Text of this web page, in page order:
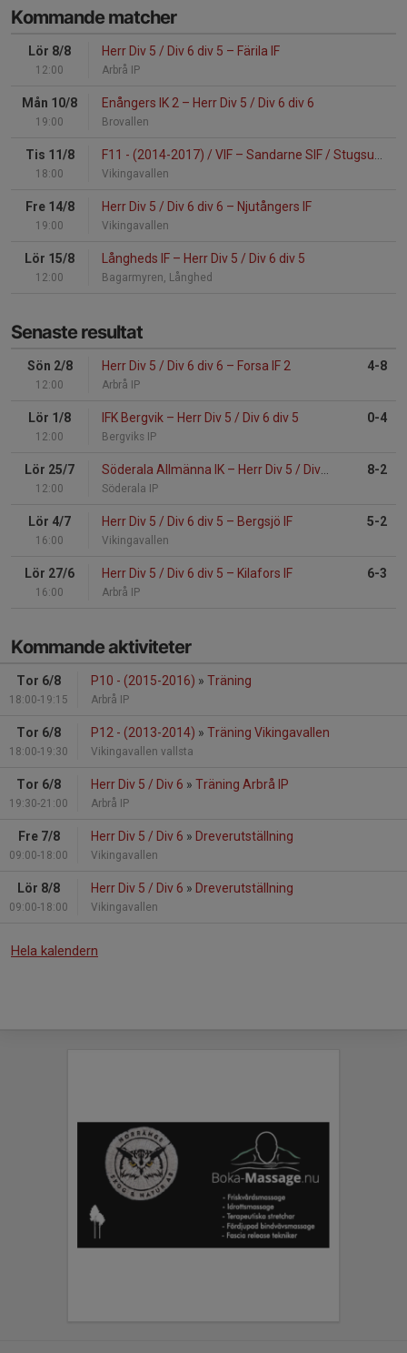
Kommande matcher
Lör 8/8
12:00
Herr Div 5 / Div 6 div 5 – Färila IF
Arbrå IP
Mån 10/8
19:00
Enångers IK 2 – Herr Div 5 / Div 6 div 6
Brovallen
Tis 11/8
18:00
F11 - (2014-2017) / VIF – Sandarne SIF / Stugsunds IK
Vikingavallen
Fre 14/8
19:00
Herr Div 5 / Div 6 div 6 – Njutångers IF
Vikingavallen
Lör 15/8
12:00
Långheds IF – Herr Div 5 / Div 6 div 5
Bagarmyren, Långhed
Senaste resultat
Sön 2/8
12:00
Herr Div 5 / Div 6 div 6 – Forsa IF 2
Arbrå IP
4-8
Lör 1/8
12:00
IFK Bergvik – Herr Div 5 / Div 6 div 5
Bergviks IP
0-4
Lör 25/7
12:00
Söderala Allmänna IK – Herr Div 5 / Div 6 div 5
Söderala IP
8-2
Lör 4/7
16:00
Herr Div 5 / Div 6 div 5 – Bergsjö IF
Vikingavallen
5-2
Lör 27/6
16:00
Herr Div 5 / Div 6 div 5 – Kilafors IF
Arbrå IP
6-3
Kommande aktiviteter
Tor 6/8
18:00-19:15
P10 - (2015-2016) » Träning
Arbrå IP
Tor 6/8
18:00-19:30
P12 - (2013-2014) » Träning Vikingavallen
Vikingavallen vallsta
Tor 6/8
19:30-21:00
Herr Div 5 / Div 6 » Träning Arbrå IP
Arbrå IP
Fre 7/8
09:00-18:00
Herr Div 5 / Div 6 » Dreverutställning
Vikingavallen
Lör 8/8
09:00-18:00
Herr Div 5 / Div 6 » Dreverutställning
Vikingavallen
Hela kalendern